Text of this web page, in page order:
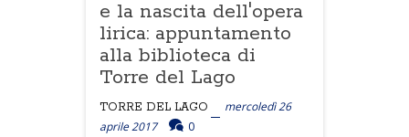
e la nascita dell'opera
lirica: appuntamento
alla biblioteca di
Torre del Lago
TORRE DEL LAGO
mercoledì 26
aprile 2017
0